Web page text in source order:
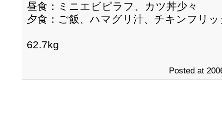
昼食：ミニエビピラフ、カツ丼少々
夕食：ご飯、ハマグリ汁、チキンフリ
62.7kg
Posted at